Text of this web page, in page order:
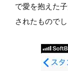
で愛を抱えた
されたものでし